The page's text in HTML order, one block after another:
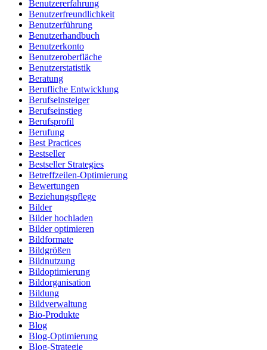
Benutzererfahrung
Benutzerfreundlichkeit
Benutzerführung
Benutzerhandbuch
Benutzerkonto
Benutzeroberfläche
Benutzerstatistik
Beratung
Berufliche Entwicklung
Berufseinsteiger
Berufseinstieg
Berufsprofil
Berufung
Best Practices
Bestseller
Bestseller Strategies
Betreffzeilen-Optimierung
Bewertungen
Beziehungspflege
Bilder
Bilder hochladen
Bilder optimieren
Bildformate
Bildgrößen
Bildnutzung
Bildoptimierung
Bildorganisation
Bildung
Bildverwaltung
Bio-Produkte
Blog
Blog-Optimierung
Blog-Strategie